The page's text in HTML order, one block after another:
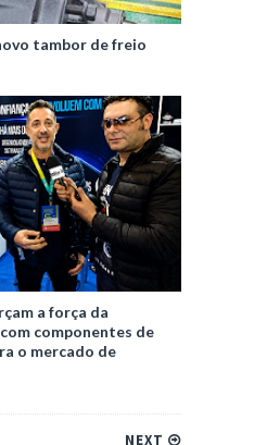
tambor de freio
a força da
componentes de
o mercado de
NEXT